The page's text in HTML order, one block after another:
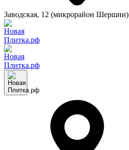
Заводская, 12 (микрорайон Шершни)